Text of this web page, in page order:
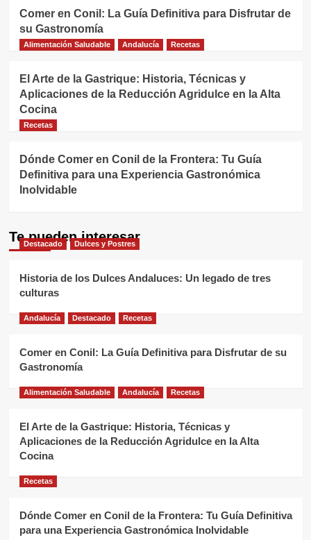
Comer en Conil: La Guía Definitiva para Disfrutar de
su Gastronomía
Alimentación Saludable Andalucía Recetas
El Arte de la Gastrique: Historia, Técnicas y
Aplicaciones de la Reducción Agridulce en la Alta
Cocina
Recetas
Dónde Comer en Conil de la Frontera: Tu Guía
Definitiva para una Experiencia Gastronómica
Inolvidable
Te pueden interesar
Destacado Dulces y Postres
Historia de los Dulces Andaluces: Un legado de tres
culturas
Andalucía Destacado Recetas
Comer en Conil: La Guía Definitiva para Disfrutar de su
Gastronomía
Alimentación Saludable Andalucía Recetas
El Arte de la Gastrique: Historia, Técnicas y
Aplicaciones de la Reducción Agridulce en la Alta
Cocina
Recetas
Dónde Comer en Conil de la Frontera: Tu Guía Definitiva
para una Experiencia Gastronómica Inolvidable